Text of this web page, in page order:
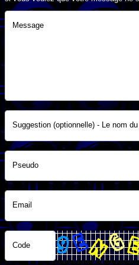
Message
Suggestion (optionnelle) - Le nom
Pseudo
Email
Code